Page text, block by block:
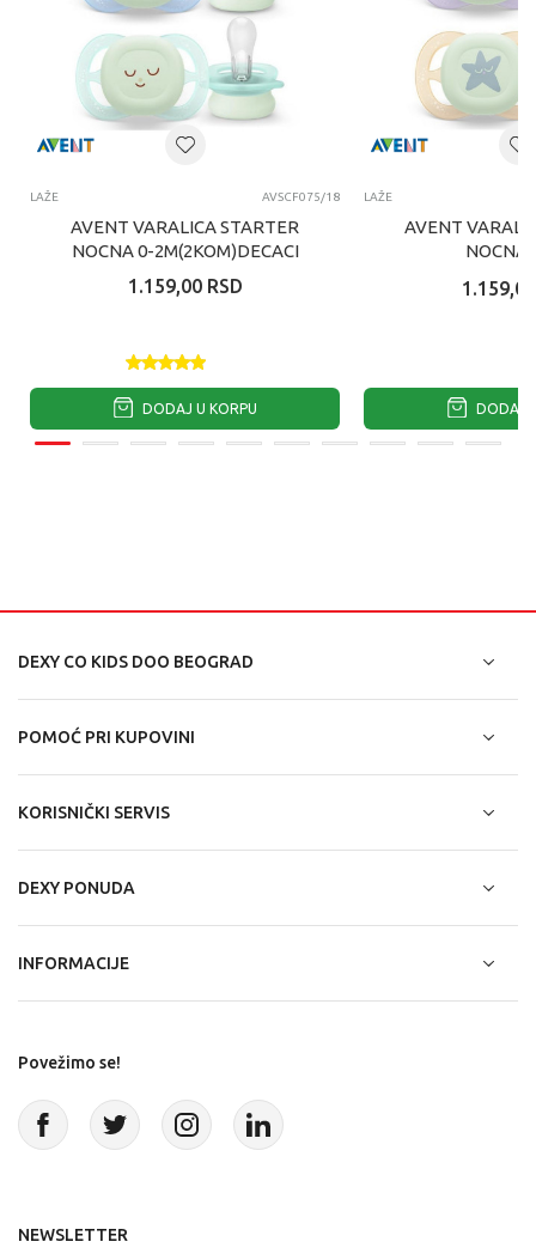
LAŽE AVSCF075/18
AVENT VARALICA STARTER
NOCNA 0-2M(2KOM)DECACI
1.159,00 RSD
DODAJ U KORPU
LAŽE
AVENT
NOCNA
1.159,00
DODAJ
DEXY CO KIDS DOO BEOGRAD
POMOĆ PRI KUPOVINI
KORISNIČKI SERVIS
DEXY PONUDA
INFORMACIJE
Povežimo se!
NEWSLETTER